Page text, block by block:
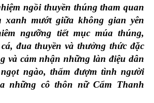
ngồi thuyền thúng tham quan
xanh mướt giữa không gian yên
ngưỡng tiết mục múa thúng,
đua thuyền và thưởng thức đặc
và cảm nhận những làn điệu dân
ngào, thấm đượm tình người
những cô thôn nữ Cẩm Thanh